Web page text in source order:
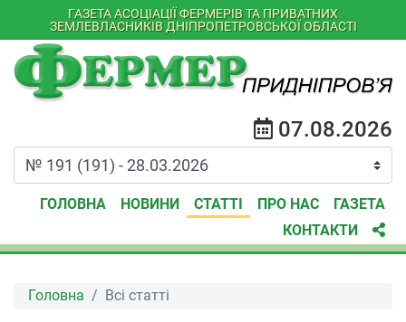
ГАЗЕТА АСОЦІАЦІЇ ФЕРМЕРІВ ТА ПРИВАТНИХ
ЗЕМЛЕВЛАСНИКІВ ДНІПРОПЕТРОВСЬКОЇ ОБЛАСТІ
07.08.2026
ГОЛОВНА НОВИНИ СТАТТІ ПРО НАС
ГАЗЕТА
КОНТАКТИ
Головна Всі статті